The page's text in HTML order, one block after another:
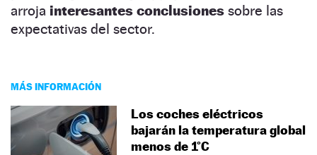
arroja interesantes conclusiones sobre las
expectativas del sector.
MÁS INFORMACIÓN
Los coches eléctricos
bajarán la temperatura global
menos de 1°C